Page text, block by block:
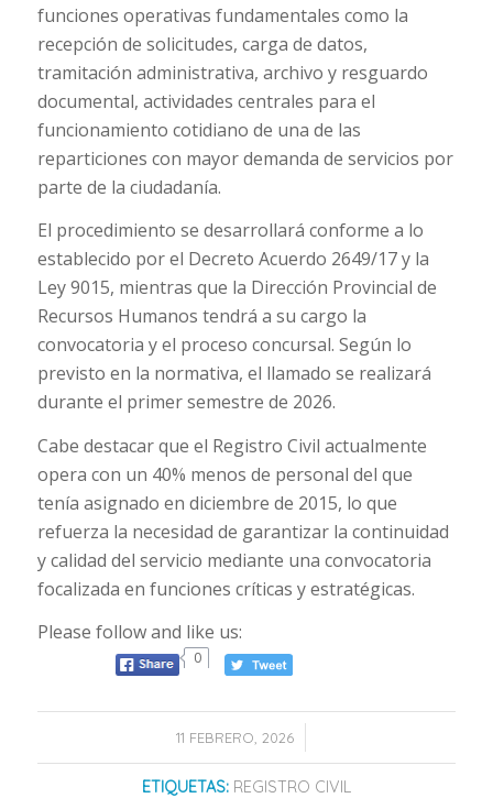
funciones operativas fundamentales como la
recepción de solicitudes, carga de datos,
tramitación administrativa, archivo y resguardo
documental, actividades centrales para el
funcionamiento cotidiano de una de las
reparticiones con mayor demanda de servicios por
parte de la ciudadanía.
El procedimiento se desarrollará conforme a lo
establecido por el Decreto Acuerdo 2649/17 y la
Ley 9015, mientras que la Dirección Provincial de
Recursos Humanos tendrá a su cargo la
convocatoria y el proceso concursal. Según lo
previsto en la normativa, el llamado se realizará
durante el primer semestre de 2026.
Cabe destacar que el Registro Civil actualmente
opera con un 40% menos de personal del que
tenía asignado en diciembre de 2015, lo que
refuerza la necesidad de garantizar la continuidad
y calidad del servicio mediante una convocatoria
focalizada en funciones críticas y estratégicas.
Please follow and like us:
0
11 FEBRERO, 2026
/
ETIQUETAS: REGISTRO CIVIL